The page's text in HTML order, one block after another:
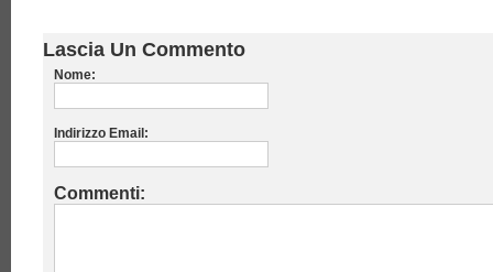
Lascia Un Commento
Nome:
Indirizzo Email:
Commenti: